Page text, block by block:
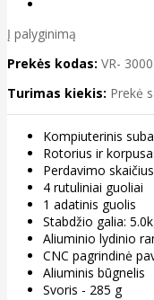
Į palyginimą
Prekės kodas: VR- 3000
Turimas kiekis: Prekė
Kompiuterinis
Rotorius ir
Perdavimo
4 rutuliniai guoliai
1 adatinis guolis
Stabdžio galia:
Aliuminio lydinio
CNC pagrindinė
Aliuminis būgnelis
Svoris - 285 g